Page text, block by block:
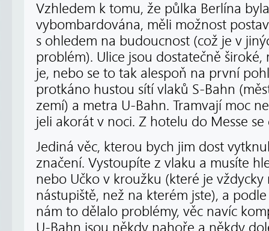
Vzhledem k tomu, že půlka Berlína
vybombardována, měli možnost
s ohledem na budoucnost (což je v
problém). Ulice jsou dostatečně
je, nebo se to tak alespoň na první
protkáno hustou sítí vlaků S-Bahn
zemí) a metra U-Bahn. Tramvají moc
jeli akorát v noci. Z hotelu do Messe
Jediná věc, kterou bych jim dost
značení. Vystoupíte z vlaku a musíte
nebo Učko v kroužku (které je
nástupiště, než na kterém jste), a
nám to dělalo problémy, věc navíc
U-Bahn jsou někdy nahoře a někdy